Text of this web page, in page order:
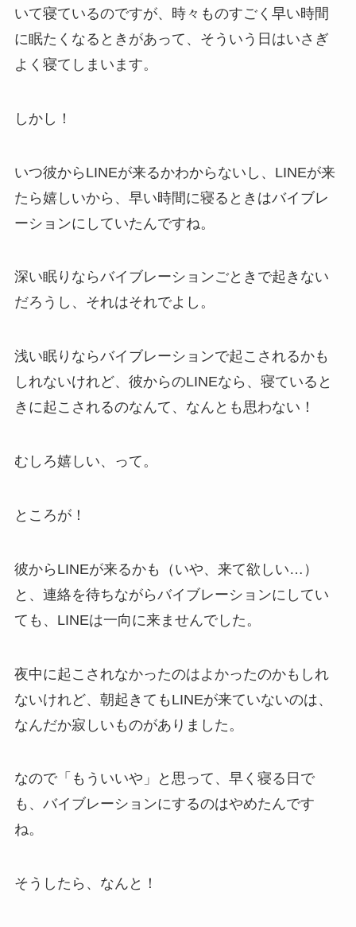
いて寝ているのですが、時々ものすごく早い時間
に眠たくなるときがあって、そういう日はいさぎ
よく寝てしまいます。
しかし！
いつ彼からLINEが来るかわからないし、LINEが来
たら嬉しいから、早い時間に寝るときはバイブレ
ーションにしていたんですね。
深い眠りならバイブレーションごときで起きない
だろうし、それはそれでよし。
浅い眠りならバイブレーションで起こされるかも
しれないけれど、彼からのLINEなら、寝ていると
きに起こされるのなんて、なんとも思わない！
むしろ嬉しい、って。
ところが！
彼からLINEが来るかも（いや、来て欲しい…）
と、連絡を待ちながらバイブレーションにしてい
ても、LINEは一向に来ませんでした。
夜中に起こされなかったのはよかったのかもしれ
ないけれど、朝起きてもLINEが来ていないのは、
なんだか寂しいものがありました。
なので「もういいや」と思って、早く寝る日で
も、バイブレーションにするのはやめたんです
ね。
そうしたら、なんと！